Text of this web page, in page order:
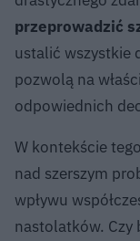
przeprowadzić
ustalić wszystkie
pozwolą na
odpowiednich
W kontekście
nad szerszym
wpływu
nastolatków. Czy